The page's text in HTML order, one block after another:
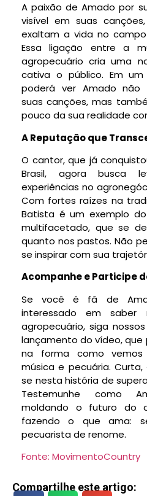
A paixão de Amado por
visível em suas
exaltam a vida no
Essa ligação entre a
agropecuário cria uma
cativa o público. Em um
poderá ver Amado não
suas canções, mas
pouco da sua realidade
A Reputação que
O cantor, que já
Brasil, agora busca
experiências no
Com fortes raízes na
Batista é um exemplo
multifacetado, que se
quanto nos pastos. Não
se inspirar com sua
Acompanhe e Participe
Se você é fã de
interessado em
agropecuário, siga
lançamento do vídeo,
na forma como
música e pecuária.
se nesta história de
Testemunhe como
moldando o futuro do
fazendo o que ama:
pecuarista de renome.
Fonte: MovimentoCountry
Compartilhe este artigo: